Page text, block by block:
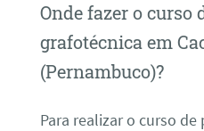
Onde fazer o curso
grafotécnica em
(Pernambuco)?
Para realizar o curso